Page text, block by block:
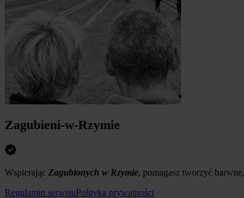
Zagubieni-w-Rzymie
Wspierając Zagubionych w Rzymie, pomagasz tworzyć
Regulamin serwisuPolityka prywatności